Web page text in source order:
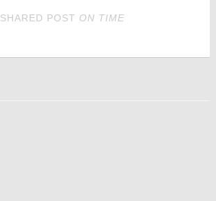
SHARED POST ON TIME